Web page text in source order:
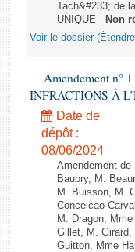
Tach&#233; de
UNIQUE - Non
Voir le dossier
Amendement n°
INFRACTIONS À
Date de
dépôt :
08/06/2024
Amendement
Baubry, M.
M. Buisson, M.
Conceicao
M. Dragon,
Gillet, M. Girard,
Guitton, Mme